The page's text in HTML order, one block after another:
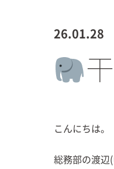
26.01.28
こんにちは。
総務部の渡辺(